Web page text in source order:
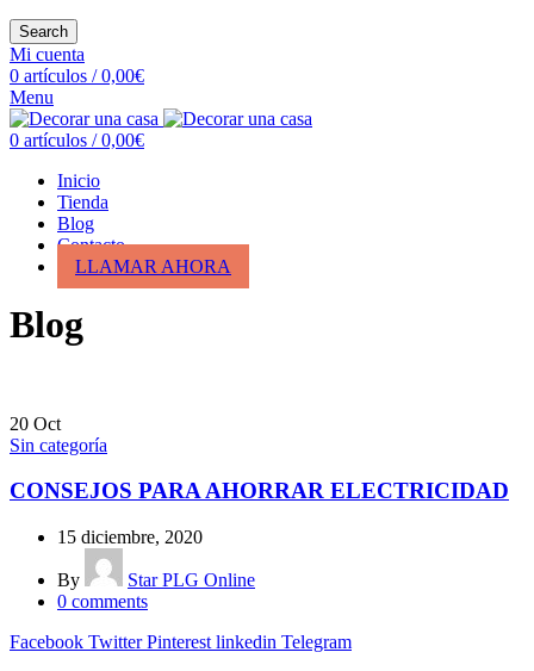
Search
Mi cuenta
0 artículos / 0,00€
Menu
0 artículos / 0,00€
Inicio
Tienda
Blog
Contacto
LLAMAR AHORA
Blog
20 Oct
Sin categoría
CONSEJOS PARA AHORRAR ELECTRICIDAD
15 diciembre, 2020
By
Star PLG Online
0 comments
Facebook Twitter Pinterest linkedin Telegram